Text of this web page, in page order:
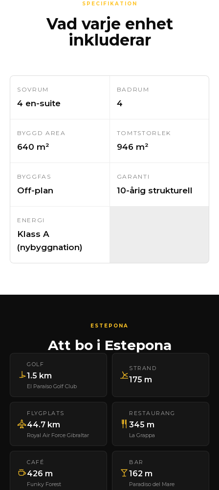
SPECIFIKATION
Vad varje enhet
inkluderar
SOVRUM
4 en-suite
BADRUM
4
BYGGD AREA
640 m²
TOMTSTORLEK
946 m²
BYGGFAS
Off-plan
GARANTI
10-årig strukturell
ENERGI
Klass A
(nybyggnation)
ESTEPONA
Att bo i Estepona
GOLF
1.5 km
El Paraíso Golf Club
STRAND
175 m
FLYGPLATS
44.7 km
Royal Air Force Gibraltar
RESTAURANG
345 m
La Grappa
CAFÉ
426 m
Funky Forest
BAR
162 m
Paradiso del Mare